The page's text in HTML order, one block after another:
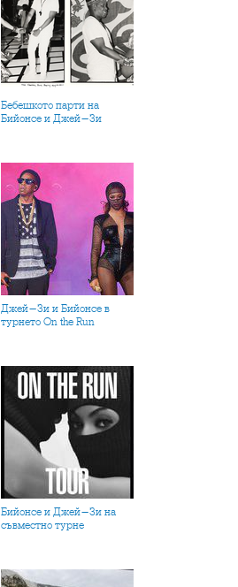
Бебешкото парти на
Бийонсе и Джей-Зи
Джей-Зи и Бийонсе в
турнето On the Run
Бийонсе и Джей-Зи на
съвместно турне